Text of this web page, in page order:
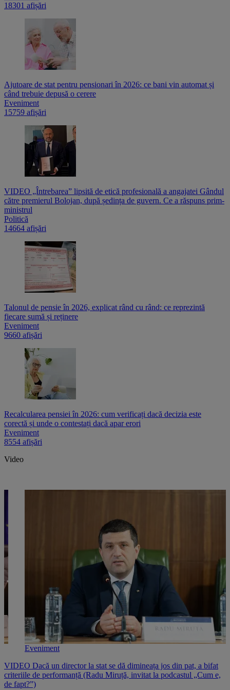
18301 afișări
Ajutoare de stat pentru pensionari în 2026: ce bani vin automat și
când trebuie depusă o cerere
Eveniment
15759 afișări
VIDEO „Întrebarea” lipsită de etică profesională a angajatei Gândul
către premierul Bolojan, după ședința de guvern. Ce a răspuns prim-
ministrul
Politică
14664 afișări
Talonul de pensie în 2026, explicat rând cu rând: ce reprezintă
fiecare sumă și reținere
Eveniment
9660 afișări
Recalcularea pensiei în 2026: cum verificați dacă decizia este
corectă și unde o contestați dacă apar erori
Eveniment
8554 afișări
Video
Eveniment
VIDEO Dacă un director la stat se dă dimineața jos din pat, a bifat
criteriile de performanță (Radu Miruță, invitat la podcastul „Cum e,
de fapt?”)